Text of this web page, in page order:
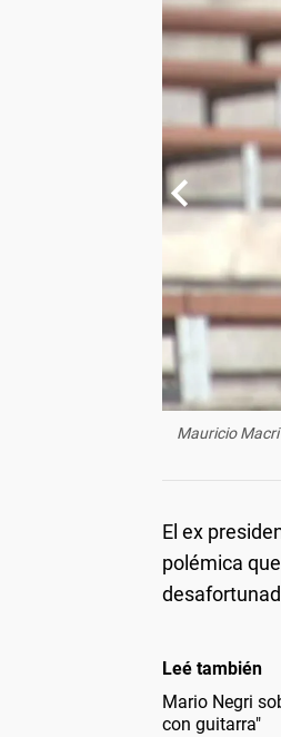
Mauricio
El ex
polémica
Leé también
Mario Negri
con guitarra"